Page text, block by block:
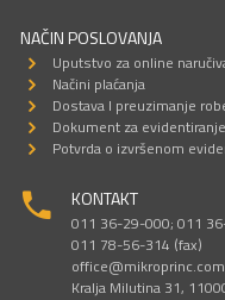
NAČIN POSLOVANJA
Uputstvo za online
Načini plaćanja
Dostava I preuzimanje
Dokument za
Potvrda o izvršenom
KONTAKT
011 36-29-000; 011
011 78-56-314 (fax)
office@mikroprinc.com
Kralja Milutina 31,